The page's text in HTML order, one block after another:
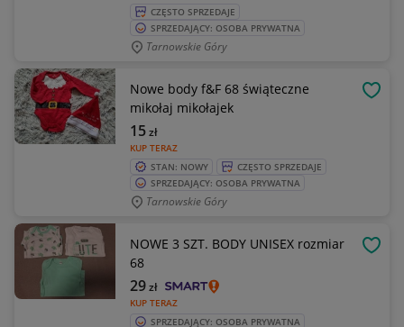
CZĘSTO SPRZEDAJE
SPRZEDAJĄCY: OSOBA PRYWATNA
Tarnowskie Góry
Nowe body f&F 68 świąteczne
mikołaj mikołajek
KUP TERAZ
15zł
STAN: NOWY
CZĘSTO SPRZEDAJE
SPRZEDAJĄCY: OSOBA PRYWATNA
Tarnowskie Góry
NOWE 3 SZT. BODY UNISEX rozmiar
68
KUP TERAZ
29zł
SPRZEDAJĄCY: OSOBA PRYWATNA